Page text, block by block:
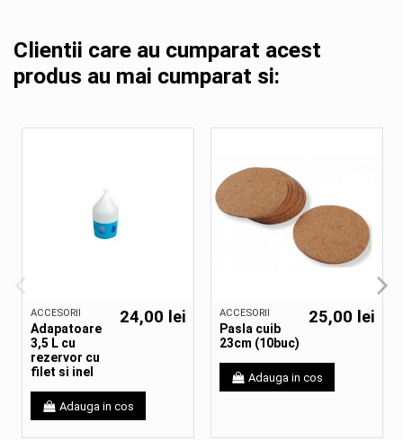
Clientii care au cumparat acest
produs au mai cumparat si:
ACCESORII
Adapatoare
3,5 L cu
rezervor cu
filet si inel
24,00 lei
Adauga in cos
ACCESORII
Pasla cuib
23cm (10buc)
25,00 lei
Adauga in cos